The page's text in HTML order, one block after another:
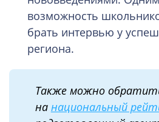
возможность
брать интервью у
региона.
Также можно
на национальный